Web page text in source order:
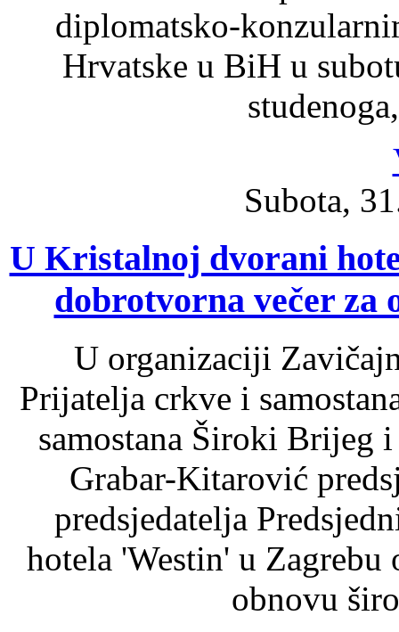
diplomatsko-
Hrvatske u BiH u
Subota,
U Kristalnoj dvorani
dobrotvorna večer za
U organizaciji
Prijatelja crkve i
samostana Široki
Grabar-Kitarović
predsjedatelja
hotela 'Westin' u Zagrebu
obnovu